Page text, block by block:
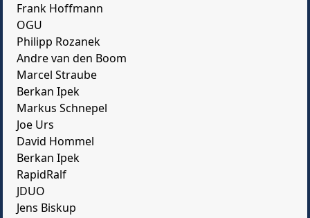
Frank Hoffmann
OGU
Philipp Rozanek
Andre van den Boom
Marcel Straube
Berkan Ipek
Markus Schnepel
Joe Urs
David Hommel
Berkan Ipek
RapidRalf
JDUO
Jens Biskup